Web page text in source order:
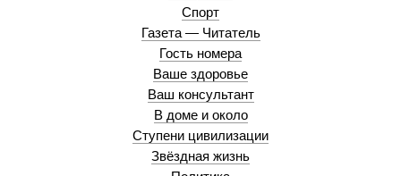
Спорт
Газета — Читатель
Гость номера
Ваше здоровье
Ваш консультант
В доме и около
Ступени цивилизации
Звёздная жизнь